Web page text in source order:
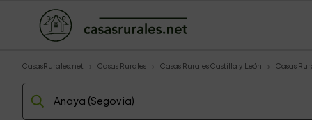
CasasRurales.net Casas Rurales Casas Rurales Castilla y León Casas